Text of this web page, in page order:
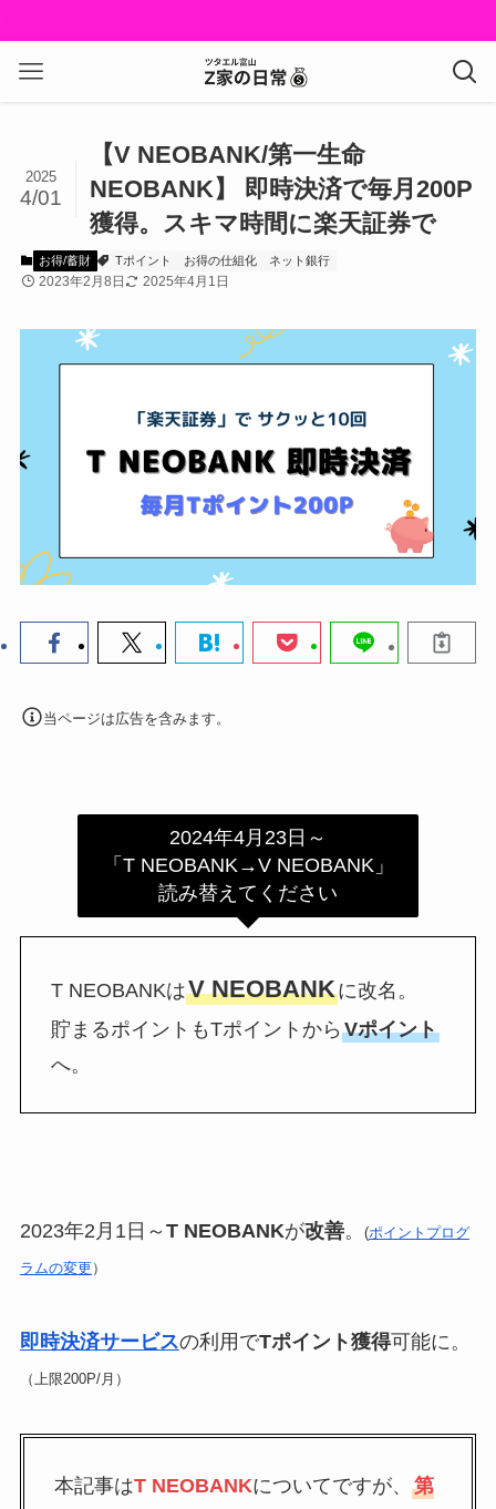
【V NEOBANK/第一生命
NEOBANK】 即時決済で毎月200P
獲得。スキマ時間に楽天証券で
2025
4/01
お得/蓄財 Tポイント お得の仕組化 ネット銀行
2023年2月8日 2025年4月1日
当ページは広告を含みます。
2024年4月23日～
「T NEOBANK→V NEOBANK」
読み替えてください
T NEOBANKはV NEOBANKに改名。
貯まるポイントもTポイントから Vポイント
へ。
2023年2月1日～ T NEOBANKが改善。 (ポイントプログ
ラムの変更 ）
即時決済サービスの利用でTポイント獲得可能に。
（上限200P/月）
本記事はT NEOBANKについてですが、 第